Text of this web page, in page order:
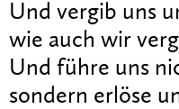
Und vergib uns
wie auch wir
Und führe uns
sondern erlöse